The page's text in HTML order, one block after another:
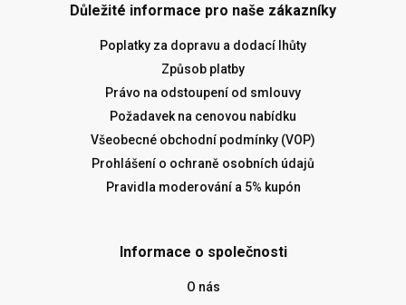
Důležité informace pro naše zákazníky
Poplatky za dopravu a dodací lhůty
Způsob platby
Právo na odstoupení od smlouvy
Požadavek na cenovou nabídku
Všeobecné obchodní podmínky (VOP)
Prohlášení o ochraně osobních údajů
Pravidla moderování a 5% kupón
Informace o společnosti
O nás